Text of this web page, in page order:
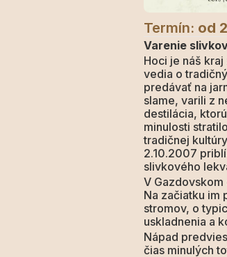
Termín: od
Varenie
Hoci je náš
vedia o
predávať na
slame, varili z
destilácia,
minulosti
tradičnej
2.10.2007
slivkového
V
Na začiatku im
stromov, o
uskladnenia a
Nápad
čias minulých